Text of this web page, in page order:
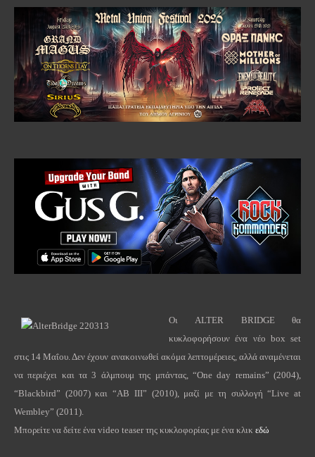
Οι ALTER BRIDGE
θα
κυκλοφορήσουν ένα νέο box set
στις 14 Μαΐου. Δεν έχουν ανακοινωθεί ακόμα λεπτομέρειες, αλλά αναμένεται
να περιέχει και τα 3 άλμπουμ της μπάντας, “One day remains” (2004),
“Blackbird” (2007) και “AB III” (2010), μαζί με τη συλλογή “Live at
Wembley” (2011).
Μπορείτε να δείτε ένα video teaser της κυκλοφορίας με ένα κλικ εδώ